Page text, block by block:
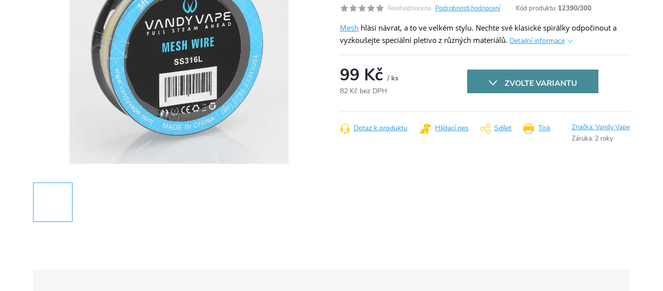
Neohodnoceno Podrobnosti hodnocení Kód produktu: 12390/300
Mesh hlásí návrat, a to ve velkém stylu. Nechte své klasické spirálky odpočinout a
vyzkoušejte speciální pletivo z různých materiálů. Detailní informace
99 Kč / ks
82 Kč bez DPH
cena:
ZVOLTE VARIANTU
Tisk
Dotaz k produktu Hlídací pes Sdílet Značka:Vandy Vape
Záruka: 2 roky